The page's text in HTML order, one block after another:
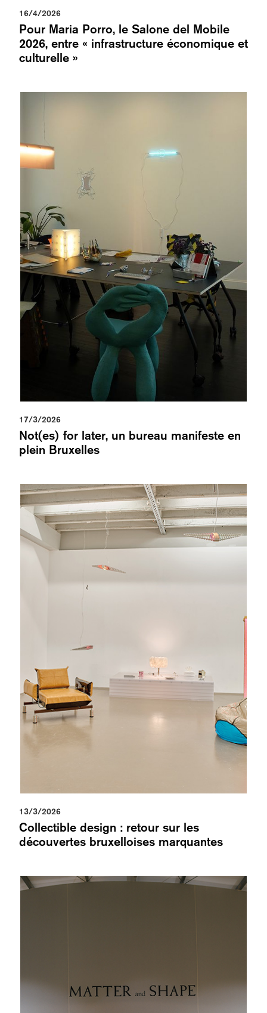
16/4/2026
Pour Maria Porro, le Salone del Mobile
2026, entre « infrastructure économique et
culturelle »
17/3/2026
Not(es) for later, un bureau manifeste en
plein Bruxelles
13/3/2026
Collectible design : retour sur les
découvertes bruxelloises marquantes